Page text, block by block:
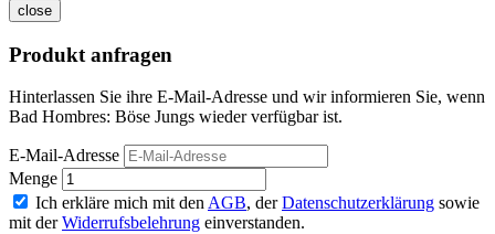
close
Produkt anfragen
Hinterlassen Sie ihre E-Mail-Adresse und wir informieren Sie, wenn
Bad Hombres: Böse Jungs wieder verfügbar ist.
E-Mail-Adresse
Menge
Ich erkläre mich mit den AGB, derDatenschutzerklärung sowie
mit derWiderrufsbelehrung einverstanden.